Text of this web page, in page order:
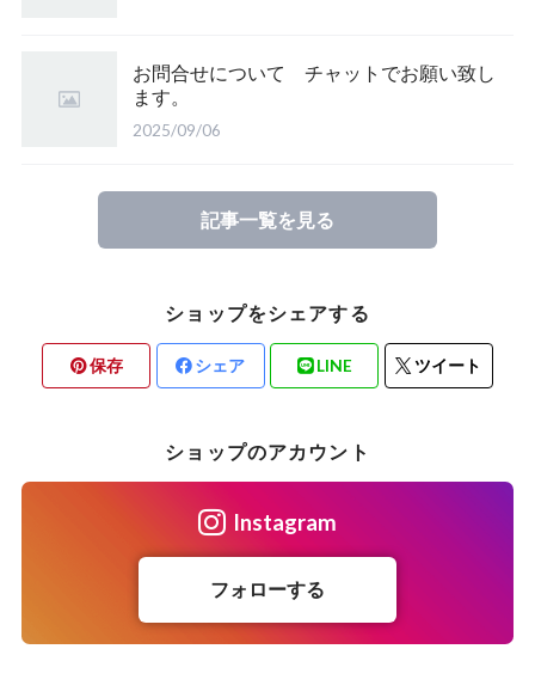
お問合せについて チャットでお願い致し
ます。
2025/09/06
記事一覧を見る
ショップをシェアする
保存 シェア LINE ツイート
ショップのアカウント
Instagram
フォローする